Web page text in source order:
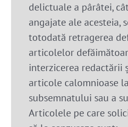
delictuale a pârâtei,
angajate ale acesteia,
totodată retragerea
articolelor
interzicerea redactării
articole calomnioase
subsemnatului sau a
Articolele pe care